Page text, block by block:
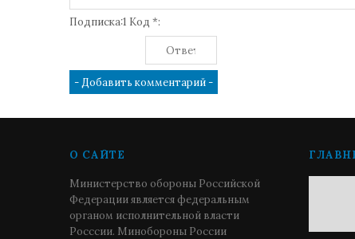
Подписка:1 Код *:
О САЙТЕ
Министерство обороны Российской
Федерации является федеральным
органом исполнительной власти
Росссии. Минобороны России